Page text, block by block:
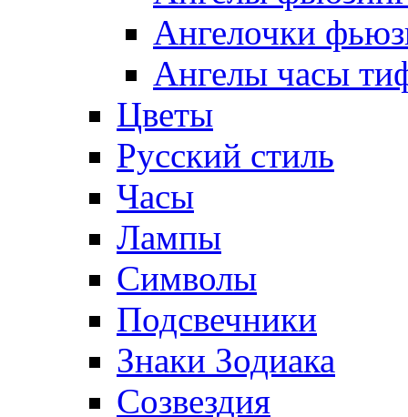
Ангелочки
Ангелы часы
Цветы
Русский стиль
Часы
Лампы
Символы
Подсвечники
Знаки Зодиака
Созвездия